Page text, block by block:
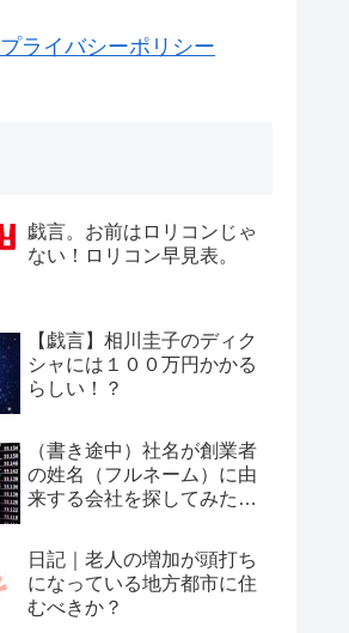
プライバシーポリシー
戯言。お前はロリコンじゃ
ない！ロリコン早見表。
【戯言】相川圭子のディク
シャには１００万円かかる
らしい！？
（書き途中）社名が創業者
の姓名（フルネーム）に由
来する会社を探してみた…
日記｜老人の増加が頭打ち
になっている地方都市に住
むべきか？